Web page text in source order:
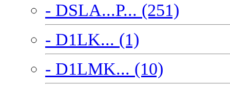
- DSLA...P... (251)
- D1LK... (1)
- D1LMK... (10)